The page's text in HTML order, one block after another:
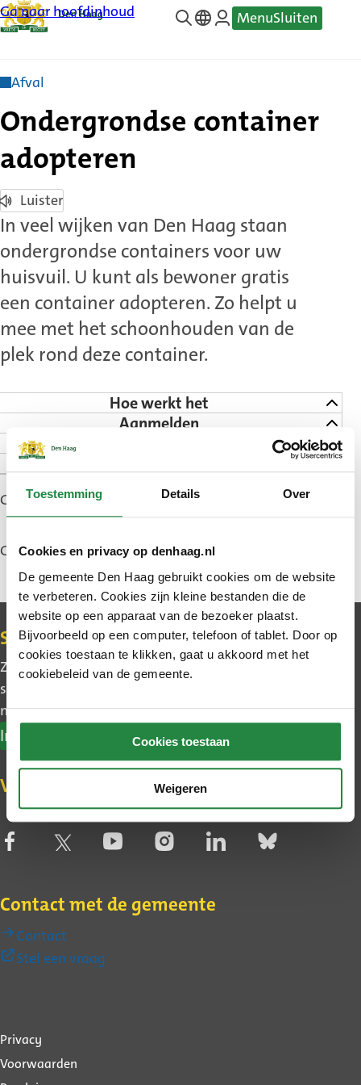
Toestemming Details Over
Cookies en privacy op denhaag.nl
De gemeente Den Haag gebruikt cookies om de website
te verbeteren. Cookies zijn kleine bestanden die de
website op een apparaat van de bezoeker plaatst.
Bijvoorbeeld op een computer, telefoon of tablet. Door op
cookies toestaan te klikken, gaat u akkoord met het
cookiebeleid van de gemeente.
Cookies toestaan
Weigeren
Ga naar hoofdinhoud
—
MenuSluiten
Afval
Ondergrondse container
adopteren
Luister
In veel wijken van Den Haag staan
ondergrondse containers voor uw
huisvuil. U kunt als bewoner gratis
een container adopteren. Zo helpt u
mee met het schoonhouden van de
plek rond deze container.
Hoe werkt het
Aanmelden
Gepubliceerd: 7 oktober 2024
Gewijzigd: 5 juni 2026
Contact
Schrijf u in voor de nieuwsbrief
Zo blijft u makkelijk op de hoogte van wat er in uw
stadsdeel gebeurt. Ook leest u het belangrijkste
nieuws uit Den Haag.
Inschrijven nieuwsbrief
Volg de gemeente op social media
Contact met de gemeente
Contact
Stel een vraag
Over
deze
Privacy
Voorwaarden